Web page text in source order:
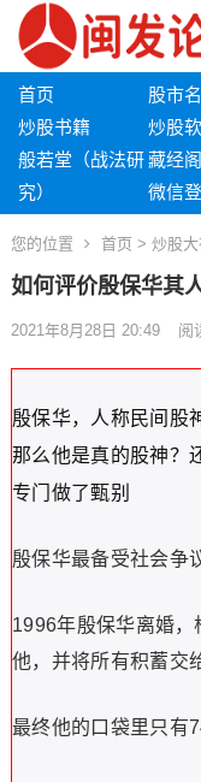
首页 股市
炒股书籍
炒股
般若堂（战法研
究）
藏经阁
微信
您的位置 首页 > 炒股大
如何评价殷保华其人
2021年8月28日 20:49 阅
殷保华，人称民间股
那么他是真的股神？
专门做了甄别
殷保华最备受社会争
1996年殷保华离婚
他，并将所有积蓄交
最终他的口袋里只有